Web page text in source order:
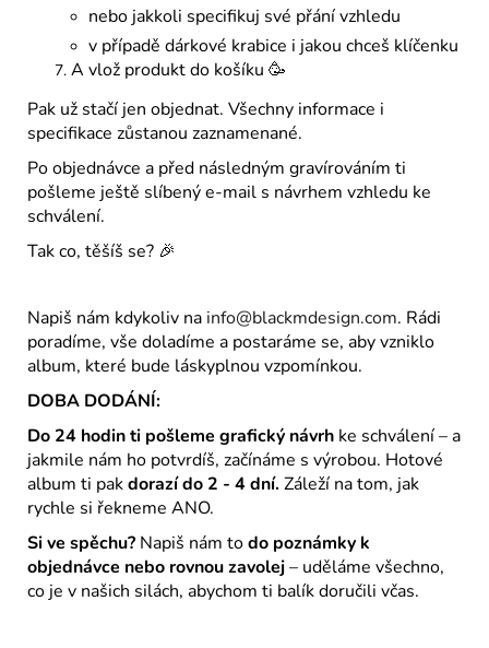
nebo jakkoli specifikuj své přání vzhledu
v případě dárkové krabice i jakou chceš klíčenku
A vlož produkt do košíku 🥳
Pak už stačí jen objednat. Všechny informace i
specifikace zůstanou zaznamenané.
Po objednávce a před následným gravírováním ti
pošleme ještě slíbený e-mail s návrhem vzhledu ke
schválení.
Tak co, těšíš se? 🎉
Napiš nám kdykoliv na info@blackmdesign.com. Rádi
poradíme, vše doladíme a postaráme se, aby vzniklo
album, které bude láskyplnou vzpomínkou.
DOBA DODÁNÍ:
Do 24 hodin ti pošleme grafický návrh ke schválení – a
jakmile nám ho potvrdíš, začínáme s výrobou. Hotové
album ti pakdorazí do 2 - 4 dní.Záleží na tom, jak
rychle si řekneme ANO.
Si ve spěchu? Napiš nám todo poznámky k
objednávce nebo rovnou zavolej– uděláme všechno,
co je v našich silách, abychom ti balík doručili včas.